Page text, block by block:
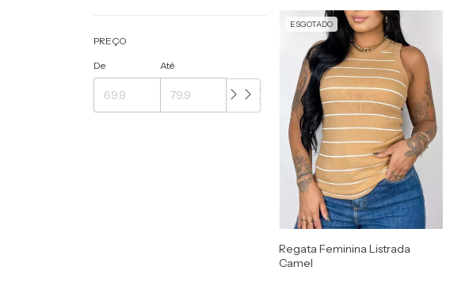
PREÇO
De Até
ESGOTADO
Regata Feminina Listrada
Camel